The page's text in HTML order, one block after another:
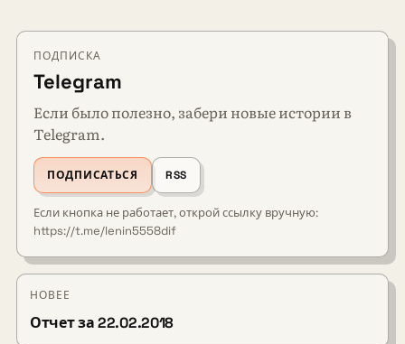
ПОДПИСКА
Telegram
Если было полезно, забери новые истории в
Telegram.
ПОДПИСАТЬСЯ RSS
Если кнопка не работает, открой ссылку вручную:
https://t.me/lenin5558dif
НОВЕЕ
Отчет за 22.02.2018